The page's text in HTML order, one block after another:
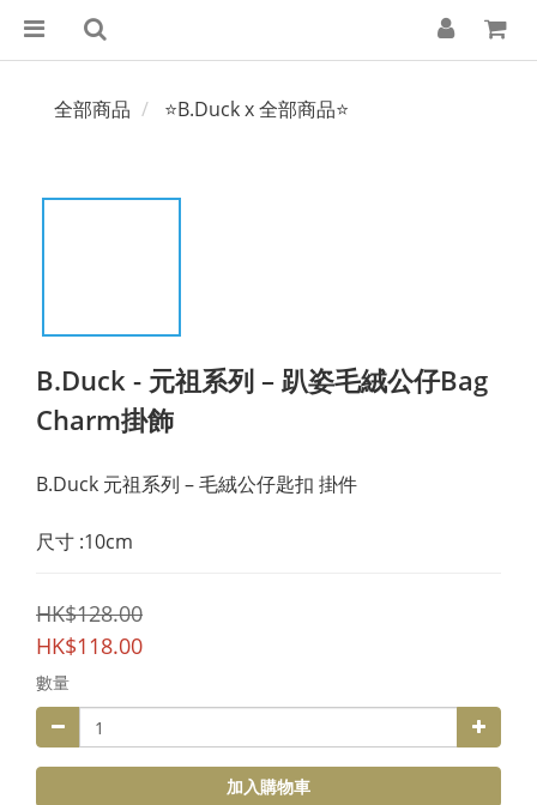
全部商品 ⭐B.Duck x 全部商品⭐
B.Duck - 元祖系列 – 趴姿毛絨公仔Bag
Charm掛飾
B.Duck 元祖系列 – 毛絨公仔匙扣 掛件
尺寸 :10cm
HK$128.00
HK$118.00
數量
加入購物車